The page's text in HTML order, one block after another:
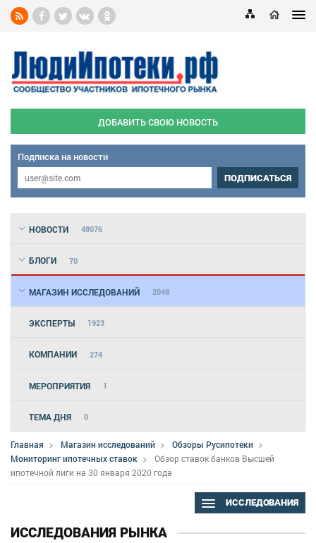
ДОБАВИТЬ СВОЮ НОВОСТЬ
Подписка на новости
ПОДПИСАТЬСЯ
НОВОСТИ 48076
БЛОГИ 70
МАГАЗИН ИССЛЕДОВАНИЙ 2048
ЭКСПЕРТЫ 1923
КОМПАНИИ 274
МЕРОПРИЯТИЯ 1
ТЕМА ДНЯ 0
Главная Магазин исследований
Обзоры Русипотеки
Мониторинг ипотечных ставок
Обзор ставок банков Высшей
ипотечной лиги на 30 января 2020 года
ИССЛЕДОВАНИЯ
ИССЛЕДОВАНИЯ РЫНКА